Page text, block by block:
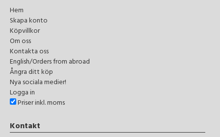
Hem
Skapa konto
Köpvillkor
Om oss
Kontakta oss
English/Orders from abroad
Ångra ditt köp
Nya sociala medier!
Logga in
Priser inkl. moms
Kontakt